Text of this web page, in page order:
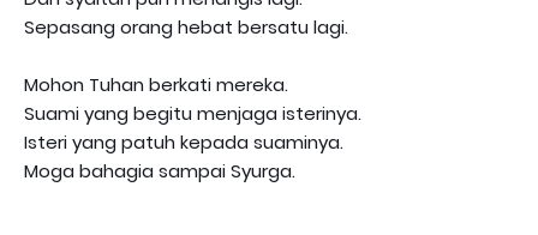
Sepasang orang hebat bersatu lagi.
Mohon Tuhan berkati mereka.
Suami yang begitu menjaga isterinya.
Isteri yang patuh kepada suaminya.
Moga bahagia sampai Syurga.